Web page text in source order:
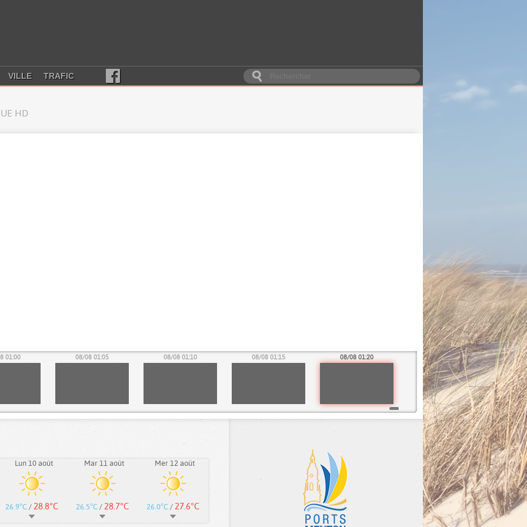
VILLE TRAFIC
HD
01:00 08/08 01:05 08/08 01:10 08/08 01:15 08/08 01:20
Lun 10 août
26.9°C / 28.8°C
Mar 11 août
26.5°C / 28.7°C
Mer 12 août
26.0°C / 27.6°C